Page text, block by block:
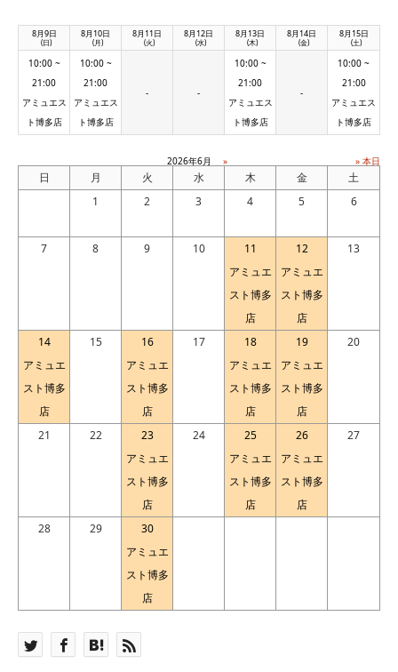
8月9日
(日)
8月10日
(月)
8月11日
(火)
8月12日
(水)
8月13日
(木)
8月14日
(金)
8月15日
(土)
10:00 ~
21:00
アミュエス
ト博多店
10:00 ~
21:00
アミュエス
ト博多店
- -
10:00 ~
21:00
アミュエス
ト博多店
-
10:00 ~
21:00
アミュエス
ト博多店
2026年6月 » » 本日
日 月 火 水 木 金
土
1
2 3 4 5 6
7 8 9 10
11
アミュエ
スト博多
店
12
アミュエ
スト博多
店
13
14
アミュエ
スト博多
店
15
16
アミュエ
スト博多
店
17
18
アミュエ
スト博多
店
19
アミュエ
スト博多
店
20
21 22
23
アミュエ
スト博多
店
24
25
アミュエ
スト博多
店
26
アミュエ
スト博多
店
27
28 29
30
アミュエ
スト博多
店